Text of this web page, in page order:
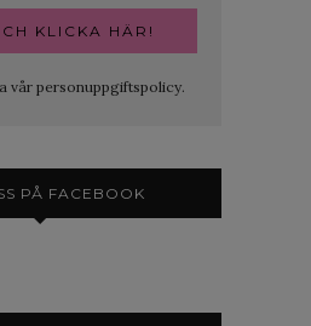
vår personuppgiftspolicy.
PÅ FACEBOOK